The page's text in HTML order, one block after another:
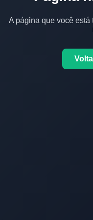
A página que você está